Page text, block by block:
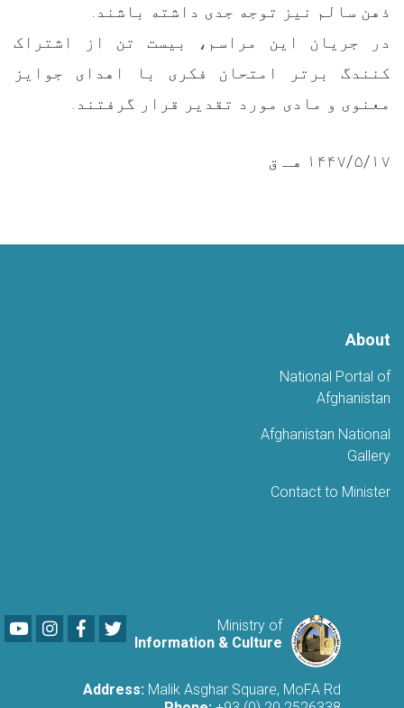
ذهن سالم نیز توجه جدی داشته باشند.
در جریان این مراسم، بیست تن از اشتراک
کنندگ برتر امتحان فکری با اهدای جوایز
معنوی و مادی مورد تقدیر قرار گرفتند.
۱۴۴۷/۵/۱۷ هـ ق
About
National Portal of
Afghanistan
Afghanistan National
Gallery
Contact to Minister
Ministry of
Information & Culture
YoutubeLinkedIn
Facebook
Address: Malik Asghar Square, MoFA Rd